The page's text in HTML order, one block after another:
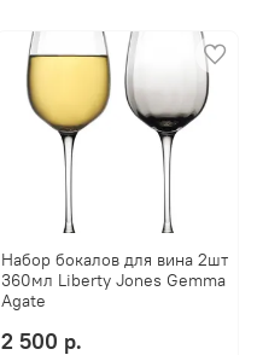
Набор бокалов для вина 2шт
360мл Liberty Jones Gemma
Agate
2 500 р.